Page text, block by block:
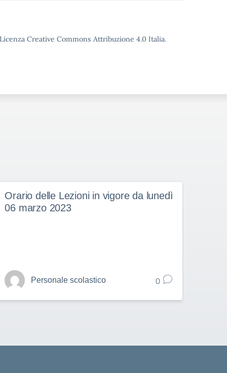
Creative Commons Attribuzione 4.0 Italia.
Orario delle Lezioni in vigore da lunedì
06 marzo 2023
Personale scolastico 0